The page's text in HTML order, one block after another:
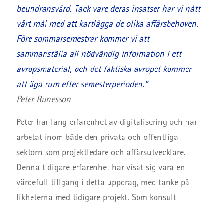
beundransvärd. Tack vare deras insatser har vi nått
vårt mål med att kartlägga de olika affärsbehoven.
Före sommarsemestrar kommer vi att
sammanställa all nödvändig information i ett
avropsmaterial, och det faktiska avropet kommer
att äga rum efter semesterperioden.”
Peter Runesson
Peter har lång erfarenhet av digitalisering och har
arbetat inom både den privata och offentliga
sektorn som projektledare och affärsutvecklare.
Denna tidigare erfarenhet har visat sig vara en
värdefull tillgång i detta uppdrag, med tanke på
likheterna med tidigare projekt. Som konsult